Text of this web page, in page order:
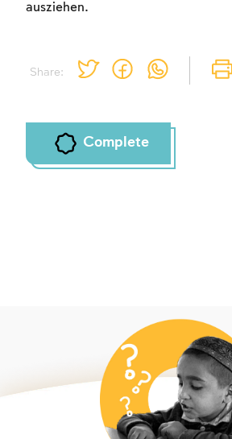
Share:
ausziehen.
Complete